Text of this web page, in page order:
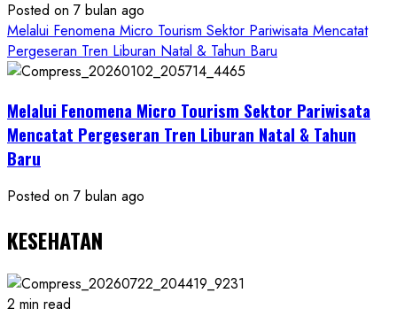
Posted on 7 bulan ago
Melalui Fenomena Micro Tourism Sektor Pariwisata Mencatat
Pergeseran Tren Liburan Natal & Tahun Baru
Melalui Fenomena Micro Tourism Sektor Pariwisata
Mencatat Pergeseran Tren Liburan Natal & Tahun
Baru
Posted on 7 bulan ago
KESEHATAN
2 min read